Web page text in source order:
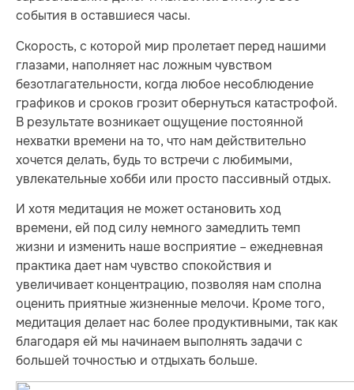
события в оставшиеся часы.
Скорость, с которой мир пролетает перед нашими
глазами, наполняет нас ложным чувством
безотлагательности, когда любое несоблюдение
графиков и сроков грозит обернуться катастрофой.
В результате возникает ощущение постоянной
нехватки времени на то, что нам действительно
хочется делать, будь то встречи с любимыми,
увлекательные хобби или просто пассивный отдых.
И хотя медитация не может остановить ход
времени, ей под силу немного замедлить темп
жизни и изменить наше восприятие – ежедневная
практика дает нам чувство спокойствия и
увеличивает концентрацию, позволяя нам сполна
оценить приятные жизненные мелочи. Кроме того,
медитация делает нас более продуктивными, так как
благодаря ей мы начинаем выполнять задачи с
большей точностью и отдыхать больше.